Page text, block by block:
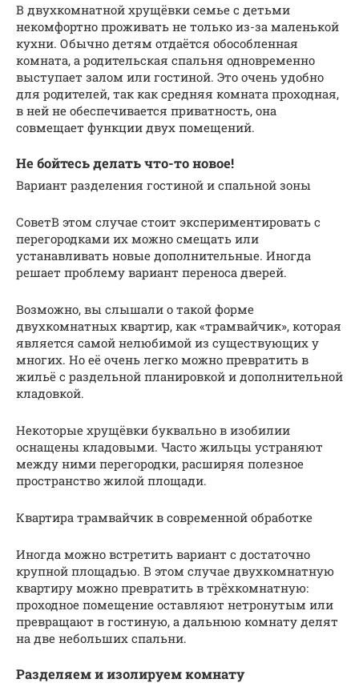
В двухкомнатной хрущёвки семье с детьми
некомфортно проживать не только из-за маленькой
кухни. Обычно детям отдаётся обособленная
комната, а родительская спальня одновременно
выступает залом или гостиной. Это очень удобно
для родителей, так как средняя комната проходная,
в ней не обеспечивается приватность, она
совмещает функции двух помещений.
Не бойтесь делать что-то новое!
Вариант разделения гостиной и спальной зоны
СоветВ этом случае стоит экспериментировать с
перегородками их можно смещать или
устанавливать новые дополнительные. Иногда
решает проблему вариант переноса дверей.
Возможно, вы слышали о такой форме
двухкомнатных квартир, как «трамвайчик», которая
является самой нелюбимой из существующих у
многих. Но её очень легко можно превратить в
жильё с раздельной планировкой и дополнительной
кладовкой.
Некоторые хрущёвки буквально в изобилии
оснащены кладовыми. Часто жильцы устраняют
между ними перегородки, расширяя полезное
пространство жилой площади.
Квартира трамвайчик в современной обработке
Иногда можно встретить вариант с достаточно
крупной площадью. В этом случае двухкомнатную
квартиру можно превратить в трёхкомнатную:
проходное помещение оставляют нетронутым или
превращают в гостиную, а дальнюю комнату делят
на две небольших спальни.
Разделяем и изолируем комнату